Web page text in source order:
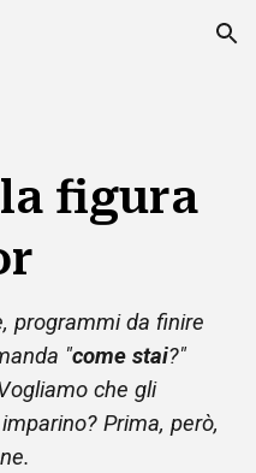
Skip to navigation
figura
programmi da finire
"come stai?"
che gli
Prima, però,